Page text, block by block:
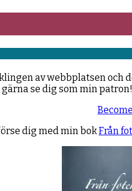
av webbplatsen och
se dig som min patron!
dig med min bokFrån